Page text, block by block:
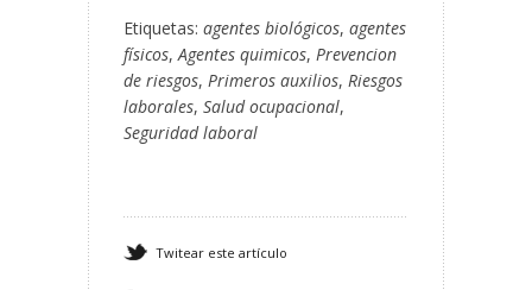
Etiquetas: agentes biológicos, agentes
físicos,Agentes quimicos, Prevencion
de riesgos, Primeros auxilios, Riesgos
laborales, Salud ocupacional,
Seguridad laboral
Twitear este artículo